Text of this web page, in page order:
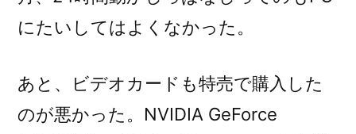
にたいしてはよくなかった。
あと、ビデオカードも特売で購入した
のが悪かった。NVIDIA GeForce